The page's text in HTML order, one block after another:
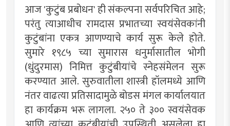
आज 'कुटुंब प्रबोधन' ही संकल्पना सर्वपरिचित आहे;
परंतु त्याआधीच रामदास प्रभातच्या स्वयंसेवकांनी
कुटुंबांना एकत्र आणण्याचे कार्य सुरू केले होते.
सुमारे १९८५ च्या सुमारास धनुर्मासातील भोगी
(धुंदुरमास) निमित्त कुटुंबीयांचे स्नेहसंमेलन सुरू
करण्यात आले. सुरुवातीला शास्त्री हॉलमध्ये आणि
नंतर वाढत्या प्रतिसादामुळे बोडस मंगल कार्यालयात
हा कार्यक्रम भरू लागला. २५० ते ३०० स्वयंसेवक